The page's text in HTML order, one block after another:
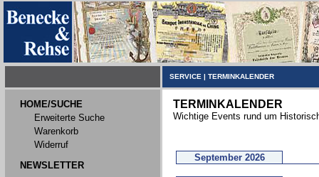
SERVICE | TERMINKALENDER
HOME/SUCHE
Erweiterte Suche
Warenkorb
Widerruf
NEWSLETTER
TERMINKALENDER
Wichtige Events rund um
September 2026